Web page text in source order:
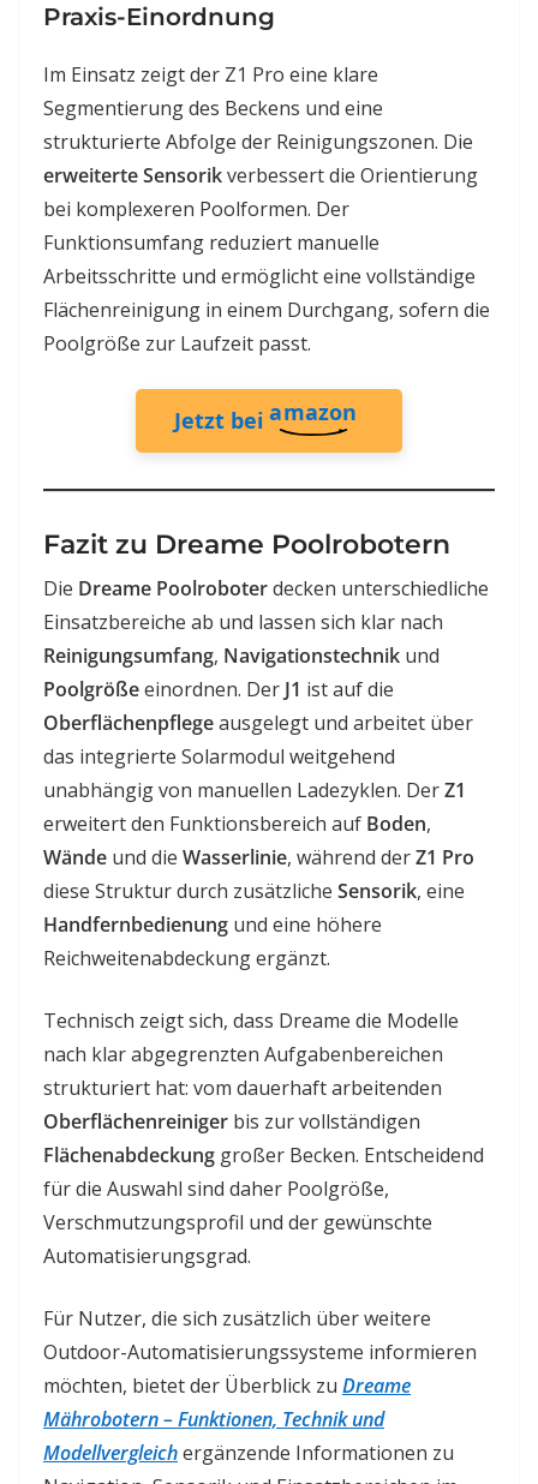
Praxis-Einordnung
Im Einsatz zeigt der Z1 Pro eine klare
Segmentierung des Beckens und eine
strukturierte Abfolge der Reinigungszonen. Die
erweiterte Sensorikverbessert die Orientierung
bei komplexeren Poolformen. Der
Funktionsumfang reduziert manuelle
Arbeitsschritte und ermöglicht eine vollständige
Flächenreinigung in einem Durchgang, sofern die
Poolgröße zur Laufzeit passt.
Jetzt bei amazon
Fazit zu Dreame Poolrobotern
Die Dreame Poolroboterdecken unterschiedliche
Einsatzbereiche ab und lassen sich klar nach
Reinigungsumfang, Navigationstechnik und
Poolgrößeeinordnen. Der J1 ist auf die
Oberflächenpflegeausgelegt und arbeitet über
das integrierte Solarmodul weitgehend
unabhängig von manuellen Ladezyklen. DerZ1
erweitert den Funktionsbereich auf Boden,
Wände und die Wasserlinie, während derZ1 Pro
diese Struktur durch zusätzliche Sensorik, eine
Handfernbedienung und eine höhere
Reichweitenabdeckung ergänzt.
Technisch zeigt sich, dass Dreame die Modelle
nach klar abgegrenzten Aufgabenbereichen
strukturiert hat: vom dauerhaft arbeitenden
Oberflächenreiniger bis zur vollständigen
Flächenabdeckung großer Becken. Entscheidend
für die Auswahl sind daher Poolgröße,
Verschmutzungsprofil und der gewünschte
Automatisierungsgrad.
Für Nutzer, die sich zusätzlich über weitere
Outdoor-Automatisierungssysteme informieren
möchten, bietet der Überblick zu Dreame
Mährobotern – Funktionen, Technik und
Modellvergleichergänzende Informationen zu